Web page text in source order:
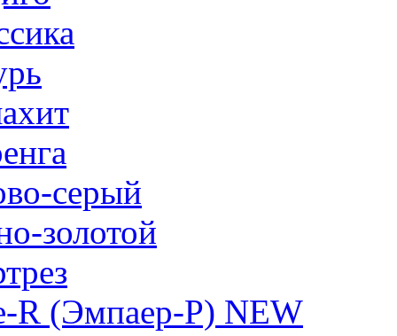
серый
золотой
R (Эмпаер-P) NEW